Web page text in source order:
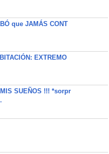
que JAMÁS CONT
EXTREMO
SUEÑOS !!! *sorpr